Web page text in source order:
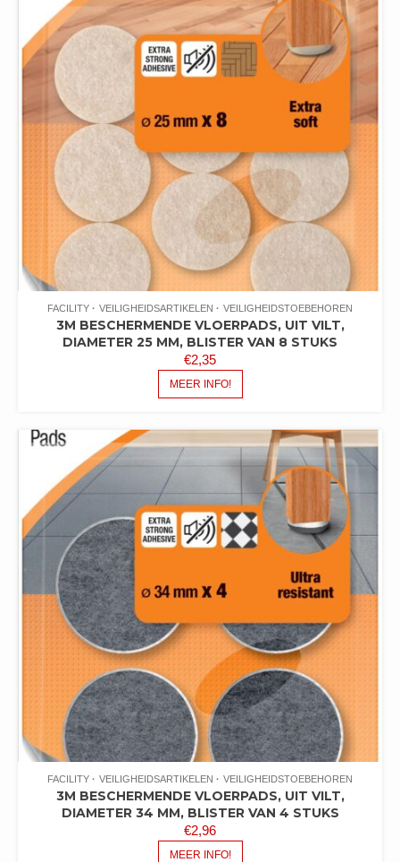
FACILITY VEILIGHEIDSARTIKELEN VEILIGHEIDSTOEBEHOREN
3M BESCHERMENDE VLOERPADS, UIT VILT,
DIAMETER 25 MM, BLISTER VAN 8 STUKS
€2,35
MEER INFO!
FACILITY VEILIGHEIDSARTIKELEN VEILIGHEIDSTOEBEHOREN
3M BESCHERMENDE VLOERPADS, UIT VILT,
DIAMETER 34 MM, BLISTER VAN 4 STUKS
€2,96
MEER INFO!